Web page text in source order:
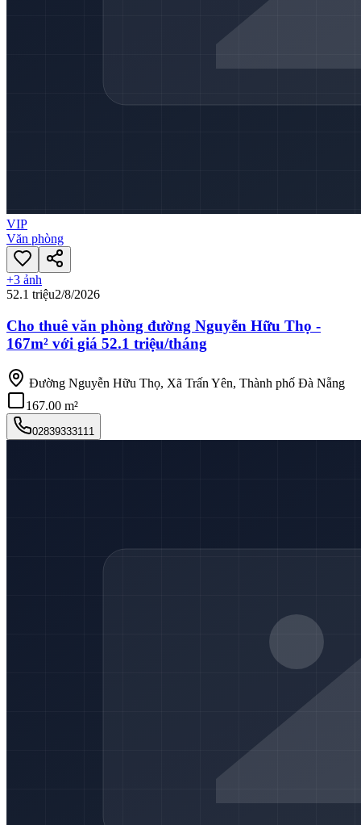
VIP
Văn phòng
+3 ảnh
52.1 triệu2/8/2026
Cho thuê văn phòng đường Nguyễn Hữu Thọ -
167m² với giá 52.1 triệu/tháng
Đường Nguyễn Hữu Thọ, Xã Trấn Yên, Thành phố Đà Nẵng
167.00 m²
02839333111